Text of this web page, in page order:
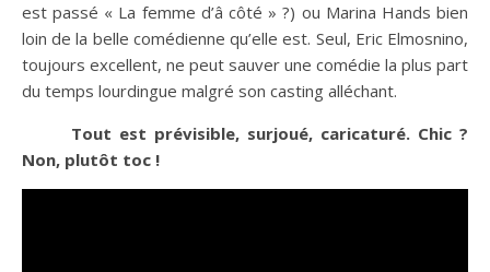
est passé « La femme d’â côté » ?) ou Marina Hands bien
loin de la belle comédienne qu’elle est. Seul, Eric Elmosnino,
toujours excellent, ne peut sauver une comédie la plus part
du temps lourdingue malgré son casting alléchant.
Tout est prévisible, surjoué, caricaturé. Chic ?
Non, plutôt toc !